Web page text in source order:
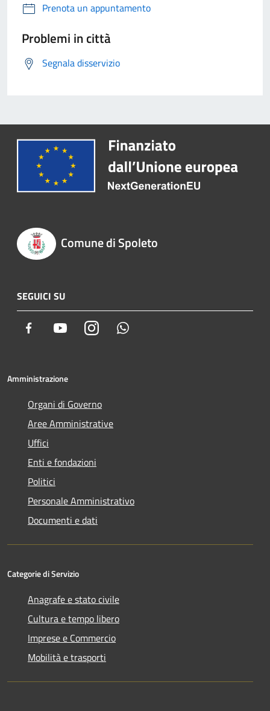
Prenota un appuntamento
Problemi in città
Segnala disservizio
Comune di Spoleto
SEGUICI SU
Facebook YoutubeInstagram
Amministrazione
Organi di Governo
Aree Amministrative
Uffici
Enti e fondazioni
Politici
Personale Amministrativo
Documenti e dati
Categorie di Servizio
Anagrafe e stato civile
Cultura e tempo libero
Imprese e Commercio
Mobilità e trasporti